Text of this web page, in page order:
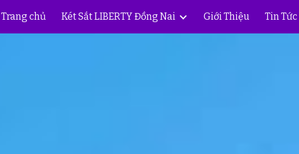
to main content Skip to navigation
Trang chủ Két Sắt LIBERTY Đồng Nai Giới Thiệu Tin Tức